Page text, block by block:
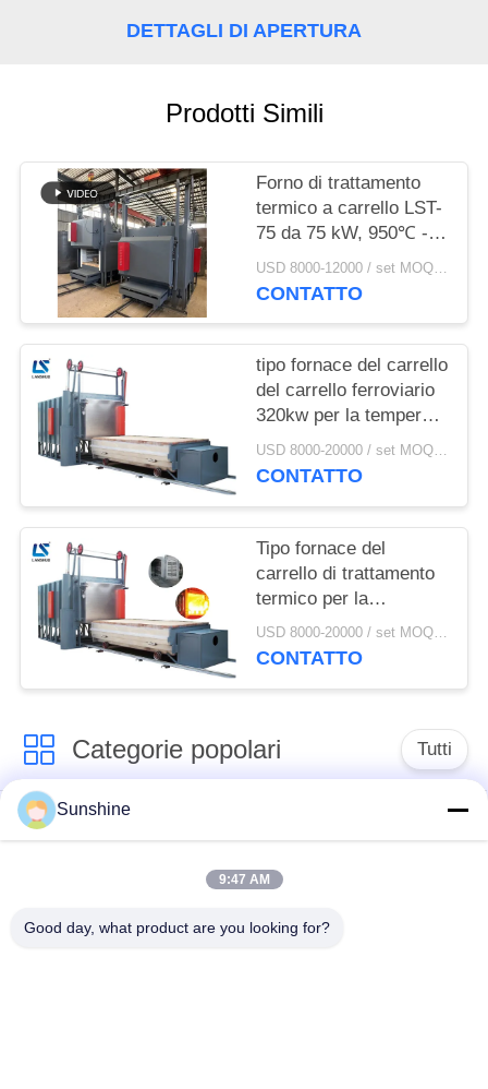
POLITICA
SULLA
PRIVACY
DETTAGLI DI APERTURA
Prodotti Simili
Forno di trattamento
termico a carrello LST-
75 da 75 kW, 950℃ -
1100℃, capacità 2T
USD 8000-12000 / set MOQ:1 set
CONTATTO
tipo fornace del carrello
del carrello ferroviario
320kw per la tempera
di normalizzazione di
tempera d'acciaio
USD 8000-20000 / set MOQ:1 insieme
CONTATTO
Tipo fornace del
carrello di trattamento
termico per la
tempera/indurirsi/che
tempera
USD 8000-20000 / set MOQ:1 set
CONTATTO
Categorie popolari Tutti
forno di fusione di
induzione
fusione
piccola induzione
induzione
Sunshine
9:47 AM
Good day, what product are you looking for?